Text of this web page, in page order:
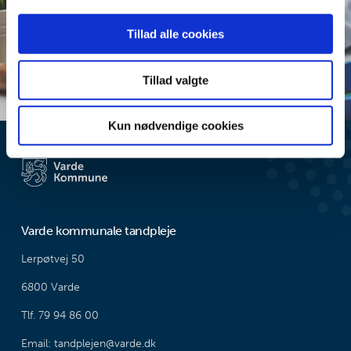
for sociale medier, annonceringspartnere og
analysepartnere. Vores partnere kan kombinere disse
data med andre oplysninger, du har givet dem, eller som
de har indsamlet fra din brug af deres tjenester.
Tillad alle cookies
Tillad valgte
Kun nødvendige cookies
Varde kommunale tandpleje
Lerpøtvej 50
6800 Varde
Tlf. 79 94 86 00
Email: tandplejen@varde.dk